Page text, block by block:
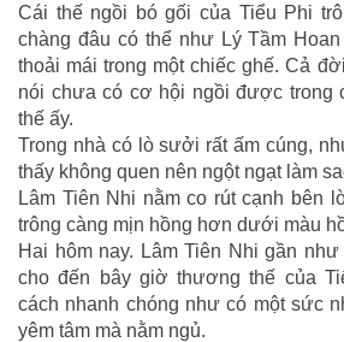
Cái thế ngồi bó gối của Tiểu Phi
chàng đâu có thể như Lý Tầm
thoải mái trong một chiếc ghế. Cả
nói chưa có cơ hội ngồi được trong
thế ấy.
Trong nhà có lò sưởi rất ấm cúng,
thấy không quen nên ngột ngạt làm
Lâm Tiên Nhi nằm co rút cạnh bên
trông càng mịn hồng hơn dưới màu
Hai hôm nay. Lâm Tiên Nhi gần
cho đến bây giờ thương thế của
cách nhanh chóng như có một sức
yêm tâm mà nằm ngủ.